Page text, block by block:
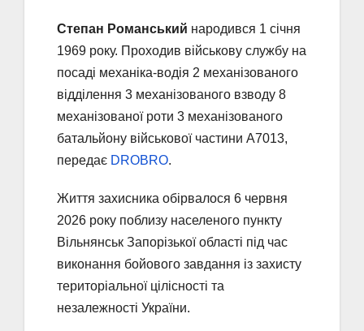
Степан Романський народився 1 січня
1969 року. Проходив військову службу на
посаді механіка-водія 2 механізованого
відділення 3 механізованого взводу 8
механізованої роти 3 механізованого
батальйону військової частини А7013,
передає DROBRO.
Життя захисника обірвалося 6 червня
2026 року поблизу населеного пункту
Вільнянськ Запорізької області під час
виконання бойового завдання із захисту
територіальної цілісності та
незалежності України.